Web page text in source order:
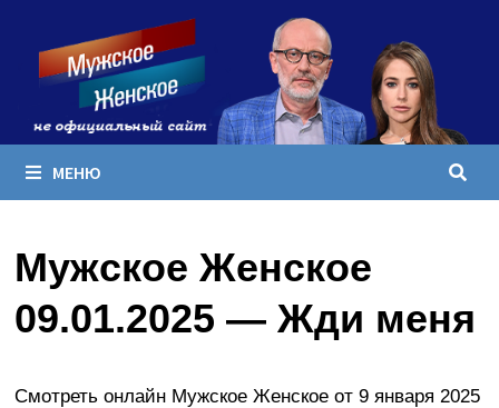
содержимому
МЕНЮ
Мужское Женское
09.01.2025 — Жди меня
Смотреть онлайн Мужское Женское от 9 января 2025